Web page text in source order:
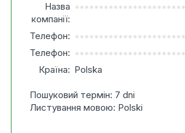
Назва
компанії:
***********************
Телефон: ***********************
Телефон: ***********************
Країна: Polska
Пошуковий термін: 7 dni
Листування мовою: Polski